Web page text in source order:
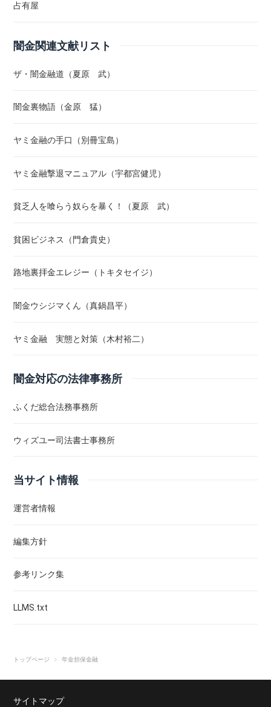
占有屋
闇金関連文献リスト
ザ・闇金融道（夏原 武）
闇金裏物語（金原 猛）
ヤミ金融の手口（別冊宝島）
ヤミ金融撃退マニュアル（宇都宮健児）
貧乏人を喰らう奴らを暴く！（夏原 武）
貧困ビジネス（門倉貴史）
路地裏拝金エレジー（トキタセイジ）
闇金ウシジマくん（真鍋昌平）
ヤミ金融 実態と対策（木村裕二）
闇金対応の法律事務所
ふくだ総合法務事務所
ウィズユー司法書士事務所
当サイト情報
運営者情報
編集方針
参考リンク集
LLMS.txt
トップページ 年金担保金融
サイトマップ